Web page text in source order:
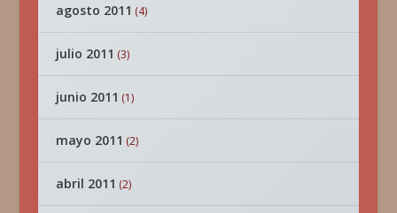
agosto 2011 (4)
julio 2011 (3)
junio 2011 (1)
mayo 2011 (2)
abril 2011 (2)